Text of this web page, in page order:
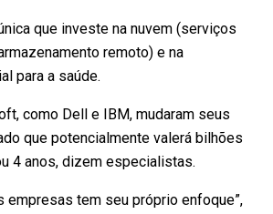
que investe na nuvem (serviços
remoto) e na
para a saúde.
como Dell e IBM, mudaram seus
que potencialmente valerá bilhões
4 anos, dizem especialistas.
empresas tem seu próprio enfoque”,